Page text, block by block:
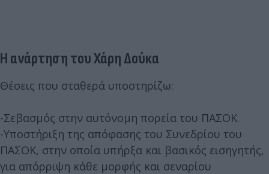
Η ανάρτηση του Χάρη Δούκα
Θέσεις που σταθερά υποστηρίζω:
-Σεβασμός στην αυτόνομη πορεία του ΠΑΣΟΚ.
-Υποστήριξη της απόφασης του Συνεδρίου του
ΠΑΣΟΚ, στην οποία υπήρξα και βασικός εισηγητής,
για απόρριψη κάθε μορφής και σεναρίου